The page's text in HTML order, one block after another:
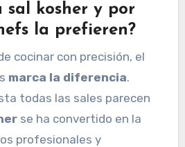
sal kosher y por
la prefieren?
marca la diferencia.
todas las sales parecen
se ha convertido en la
profesionales y